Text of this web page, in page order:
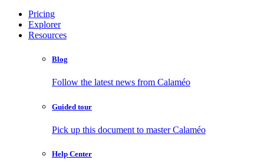
Pricing
Explorer
Resources
Blog
Follow the latest news from Calaméo
Guided tour
Pick up this document to master Calaméo
Help Center